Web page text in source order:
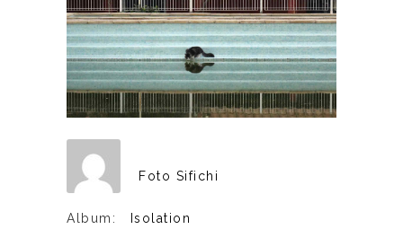
Foto Sifichi
Album: Isolation